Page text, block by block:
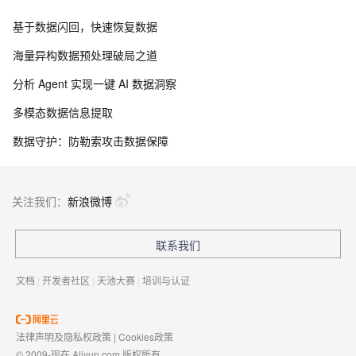
基于数据闪回，快速恢复数据
海量异构数据预处理破局之道
分析 Agent 实现一键 AI 数据洞察
多模态数据信息提取
数据守护：防勒索攻击数据保障
关注我们： 新浪微博
联系我们
文档 | 开发者社区 | 天池大赛 | 培训与认证
法律声明及隐私权政策 | Cookies政策